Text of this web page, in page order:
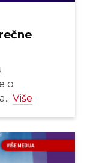
o
Više